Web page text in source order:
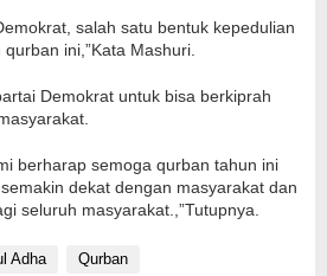
salah satu bentuk kepedulian
ini,”Kata Mashuri.
Demokrat untuk bisa berkiprah
berharap semoga qurban tahun ini
dekat dengan masyarakat dan
seluruh masyarakat.,”Tutupnya.
Adha Qurban